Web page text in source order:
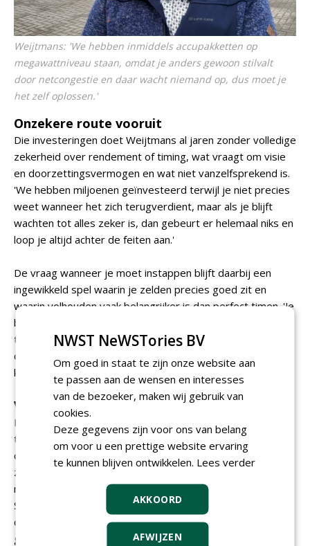
Weijtmans: 'We hebben inmiddels accupakketten op
megawattniveau staan, omdat je anders gewoon stilvalt
door netcongestie en daar wacht niemand op, dus moet je
het zelf oplossen.'
Onzekere route vooruit
Die investeringen doet Weijtmans al jaren zonder volledige
zekerheid over rendement of timing, wat vraagt om visie
en doorzettingsvermogen en wat niet vanzelfsprekend is.
'We hebben miljoenen geïnvesteerd terwijl je niet precies
weet wanneer het zich terugverdient, maar als je blijft
wachten tot alles zeker is, dan gebeurt er helemaal niks en
loop je altijd achter de feiten aan.'
De vraag wanneer je moet instappen blijft daarbij een
ingewikkeld spel waarin je zelden precies goed zit en
waarin volhouden vaak belangrijker is dan perfect timen. 'Je
bent al snel te vroeg of te laat en meestal zit je er ergens
tussenin, dus dan moet je het gewoon volhouden totdat
de markt jouw kant op beweegt en dat vraagt geduld,'
klinkt het, door schade en schande wijs geworden.
Verantwoordelijkheid voor de toekomst
Hoe houdt Weijtmans zijn innovatievisie ondanks
tegenslagen stevig vast? 'Ik houd de focus op de
continuïteit van ons familiebedrijf en op die van het vak
zelf. Innovatie doe je niet voor de show of omdat iets
nieuw is, maar omdat het over de jaren verschil maakt.
Soms betekent dat dat je nu investeert in iets waar je niet
direct beter van wordt, maar later plukt de volgende
generatie de vruchten. Daarvoor moet je durven
NWST NeWSTories BV
Om goed in staat te zijn onze website aan
te passen aan de wensen en interesses
van de bezoeker, maken wij gebruik van
cookies.
Deze gegevens zijn voor ons van belang
om voor u een prettige website ervaring
te kunnen blijven ontwikkelen. Lees verder
AKKOORD
AFWIJZEN